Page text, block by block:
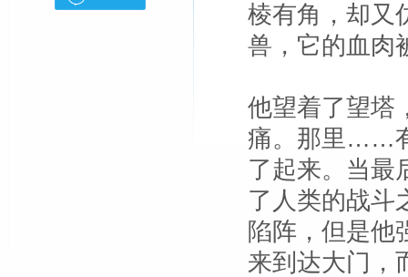
棱有角，却又
兽，它的血肉
他望着了望塔
痛。那里……
了起来。当最
了人类的战斗
陷阵，但是他
来到达大门，